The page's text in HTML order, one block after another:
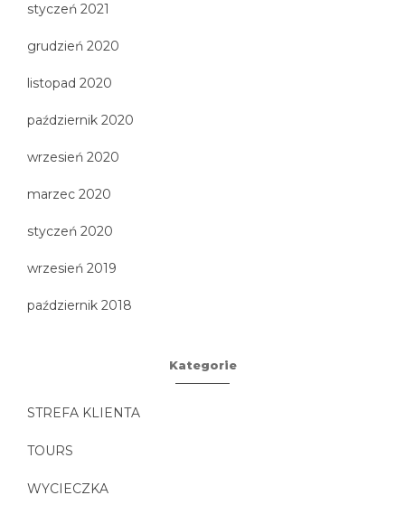
styczeń 2021
grudzień 2020
listopad 2020
październik 2020
wrzesień 2020
marzec 2020
styczeń 2020
wrzesień 2019
październik 2018
Kategorie
STREFA KLIENTA
TOURS
WYCIECZKA